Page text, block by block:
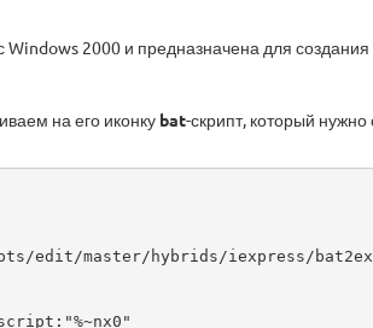
Windows 2000 и предназначена для
на его иконку bat-скрипт, который нужно
edit/master/hybrids/iexpress/